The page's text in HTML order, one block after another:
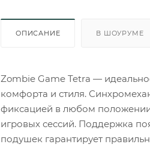
ОПИСАНИЕ В ШОУРУМЕ
Zombie Game Tetra —
комфорта и стиля.
фиксацией в любом
игровых сессий. Поддержка
подушек гарантирует